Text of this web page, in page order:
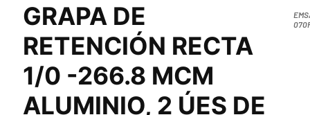
GRAPA DE
RETENCIÓN RECTA
1/0 -266.8 MCM
ALUMINIO, 2 ÚES DE